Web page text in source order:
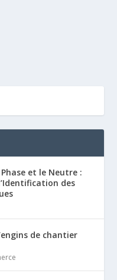
et le Neutre :
des
de chantier